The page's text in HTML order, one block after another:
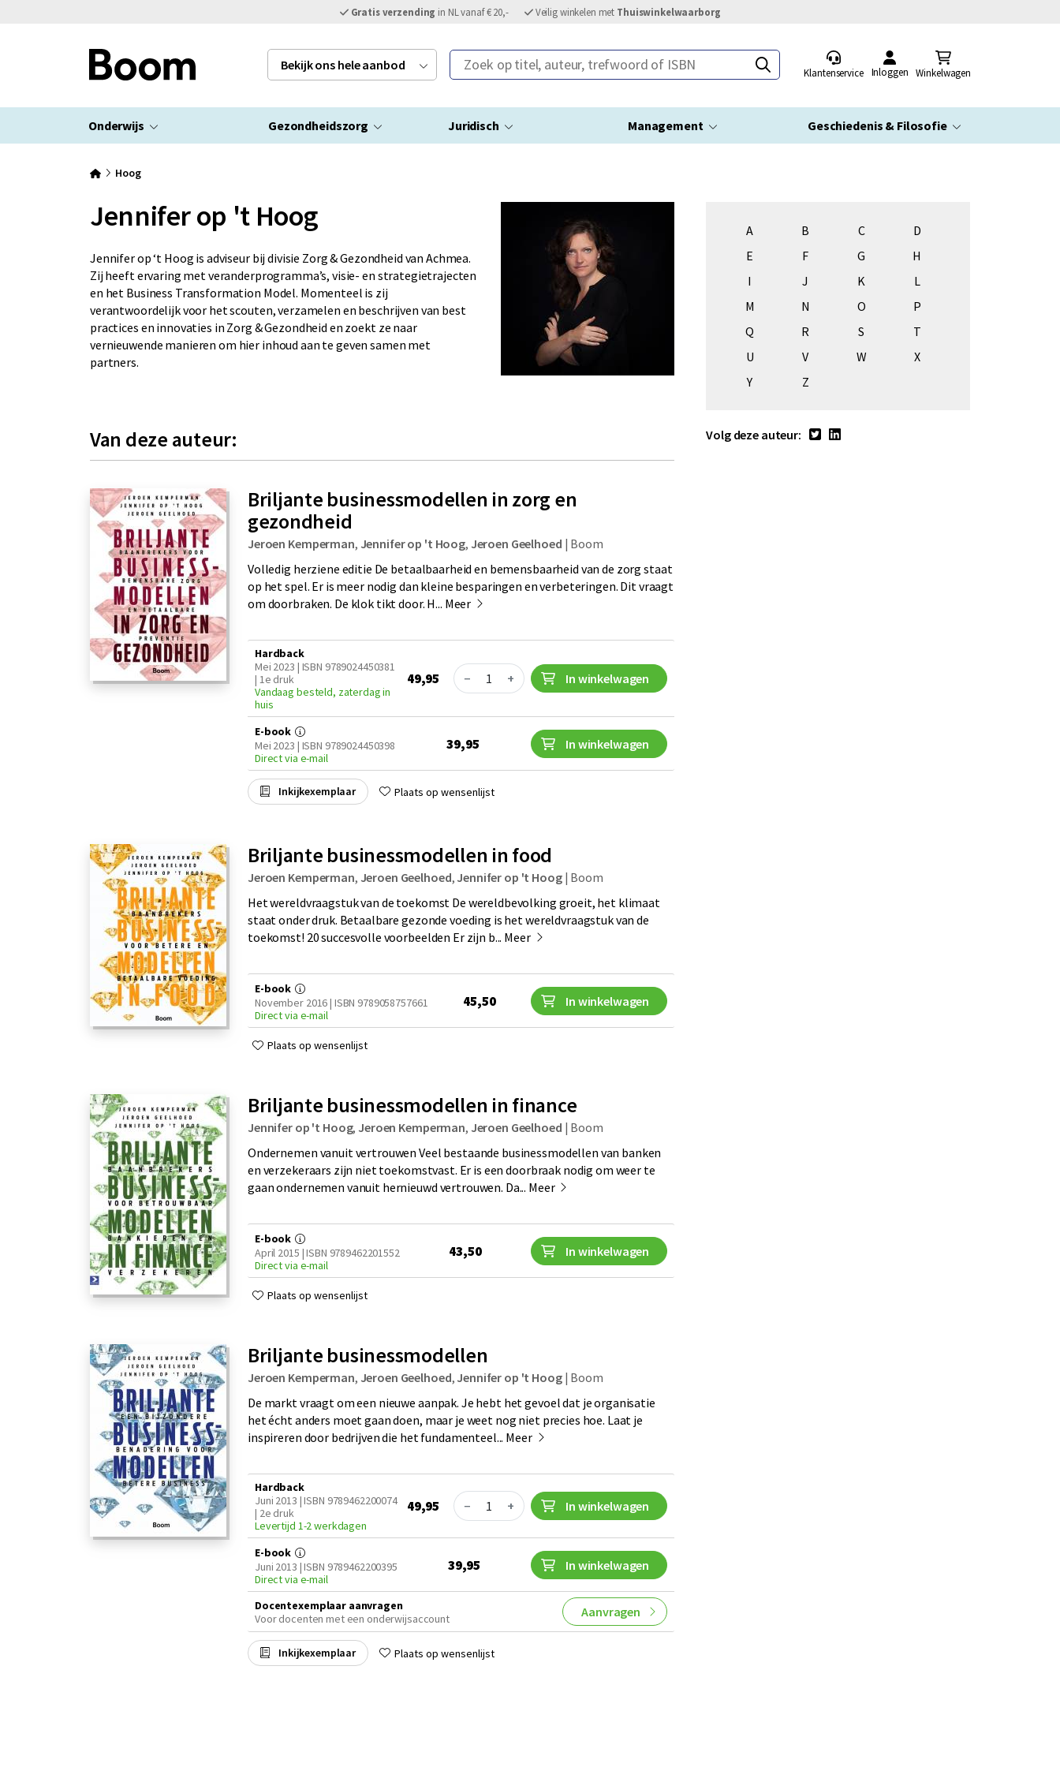
Gratis verzending in NL vanaf € 20,- Veilig winkelen met Thuiswinkelwaarborg
Bekijk ons hele aanbod Zoek op titel, auteur, trefwoord of ISBN
Klantenservice Inloggen Winkelwagen
Onderwijs Gezondheidszorg Juridisch Management Geschiedenis & Filosofie
Hoog
Jennifer op 't Hoog
Jennifer op ‘t Hoog is adviseur bij divisie Zorg & Gezondheid van Achmea.
Zij heeft ervaring met veranderprogramma’s, visie- en strategietrajecten
en het Business Transformation Model. Momenteel is zij
verantwoordelijk voor het scouten, verzamelen en beschrijven van best
practices en innovaties in Zorg & Gezondheid en zoekt ze naar
vernieuwende manieren om hier inhoud aan te geven samen met
partners.
Van deze auteur:
Briljante businessmodellen in zorg en
gezondheid
Jeroen Kemperman, Jennifer op 't Hoog, Jeroen Geelhoed | Boom
Volledig herziene editie De betaalbaarheid en bemensbaarheid van de zorg staat
op het spel. Er is meer nodig dan kleine besparingen en verbeteringen. Dit vraagt
om doorbraken. De klok tikt door. H... Meer
Hardback
Mei 2023 | ISBN 9789024450381
| 1e druk
Vandaag besteld, zaterdag in
huis
49,95 Quantity
− + In winkelwagen
E-book
Mei 2023 | ISBN 9789024450398
Direct via e-mail
39,95 In winkelwagen
Inkijkexemplaar Plaats op wensenlijst
Briljante businessmodellen in food
Jeroen Kemperman, Jeroen Geelhoed, Jennifer op 't Hoog| Boom
Het wereldvraagstuk van de toekomst De wereldbevolking groeit, het klimaat
staat onder druk. Betaalbare gezonde voeding is het wereldvraagstuk van de
toekomst! 20 succesvolle voorbeelden Er zijn b... Meer
E-book
November 2016 | ISBN 9789058757661
Direct via e-mail
45,50 In winkelwagen
Plaats op wensenlijst
Briljante businessmodellen in finance
Jennifer op 't Hoog, Jeroen Kemperman, Jeroen Geelhoed | Boom
Ondernemen vanuit vertrouwen Veel bestaande businessmodellen van banken
en verzekeraars zijn niet toekomstvast. Er is een doorbraak nodig om weer te
gaan ondernemen vanuit hernieuwd vertrouwen. Da... Meer
E-book
April 2015 | ISBN 9789462201552
Direct via e-mail
43,50 In winkelwagen
Plaats op wensenlijst
Briljante businessmodellen
Jeroen Kemperman, Jeroen Geelhoed, Jennifer op 't Hoog| Boom
De markt vraagt om een nieuwe aanpak. Je hebt het gevoel dat je organisatie
het écht anders moet gaan doen, maar je weet nog niet precies hoe. Laat je
inspireren door bedrijven die het fundamenteel... Meer
Hardback
Juni 2013 | ISBN 9789462200074
| 2e druk
Levertijd 1-2 werkdagen
49,95 Quantity
− + In winkelwagen
E-book
Juni 2013 | ISBN 9789462200395
Direct via e-mail
39,95 In winkelwagen
Docentexemplaar aanvragen
Voor docenten met een onderwijsaccount
Aanvragen
Inkijkexemplaar Plaats op wensenlijst
A B C
D
E
F G
H
I
J K
L
M
N O
P
Q
R S
T
U
V W
X
Y
Z
Volg deze auteur: